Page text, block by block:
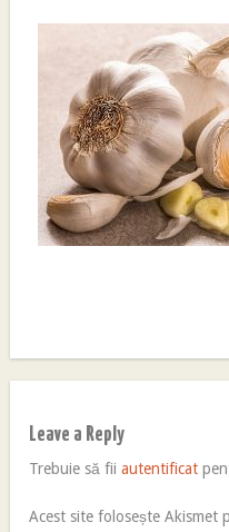
Leave a Reply
Trebuie să fiiautentificat
Acest site folosește Akismet